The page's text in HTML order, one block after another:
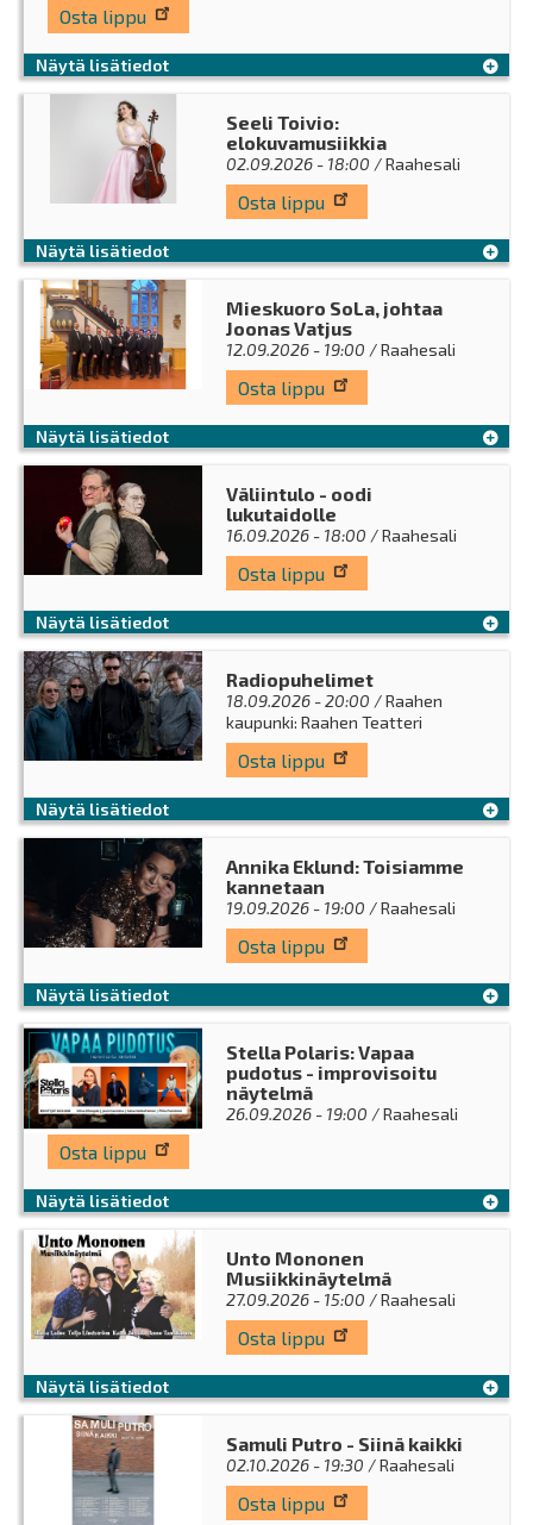
Osta lippu
Näytä lisätiedot
Seeli Toivio:
elokuvamusiikkia
02.09.2026 - 18:00 / Raahesali
Osta lippu
Näytä lisätiedot
Mieskuoro SoLa, johtaa
Joonas Vatjus
12.09.2026 - 19:00 / Raahesali
Osta lippu
Näytä lisätiedot
Väliintulo - oodi
lukutaidolle
16.09.2026 - 18:00 / Raahesali
Osta lippu
Näytä lisätiedot
Radiopuhelimet
18.09.2026 - 20:00 / Raahen
kaupunki: Raahen Teatteri
Osta lippu
Näytä lisätiedot
Annika Eklund: Toisiamme
kannetaan
19.09.2026 - 19:00 / Raahesali
Osta lippu
Näytä lisätiedot
Stella Polaris: Vapaa
pudotus - improvisoitu
näytelmä
26.09.2026 - 19:00 / Raahesali
Osta lippu
Näytä lisätiedot
Unto Mononen
Musiikkinäytelmä
27.09.2026 - 15:00 / Raahesali
Osta lippu
Näytä lisätiedot
Samuli Putro - Siinä kaikki
02.10.2026 - 19:30 / Raahesali
Osta lippu